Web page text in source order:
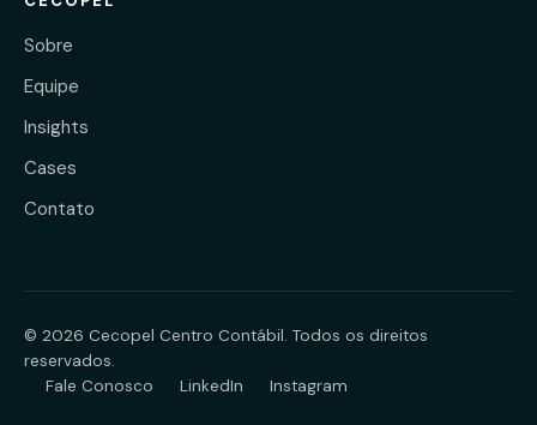
Sobre
Equipe
Insights
Cases
Contato
© 2026 Cecopel Centro Contábil. Todos os direitos
reservados.
Fale Conosco
LinkedIn Instagram